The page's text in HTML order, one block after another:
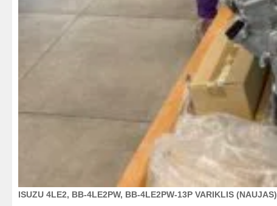
ISUZU 4LE2, BB-4LE2PW, BB-4LE2PW-13P VARIKLIS (NAUJAS)